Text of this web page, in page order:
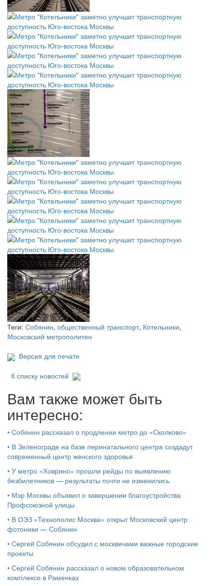
Теги: Собянин, общественный транспорт, Котельники,
Московский метрополитен
Версия для печати
К списку новостей
Вам также может быть
интересно:
• Собянин рассказал о продлении метро до «Сколково»
• В Зеленограде на базе перинатального центра создадут
современный центр женского здоровья
• У метро «Ховрино» прошли рейды по выявлению
безбилетников — результаты почти не изменились
• Мэр Москвы объявил о завершении благоустройства
Профсоюзной улицы
• В ОЭЗ «Технополис Москва» открыт Московский центр
фотоники — Собянин
• Сергей Собянин обсудил с москвичами важные городские
проекты
• Сергей Собянин рассказал о новом образовательном
комплексе в Раменках